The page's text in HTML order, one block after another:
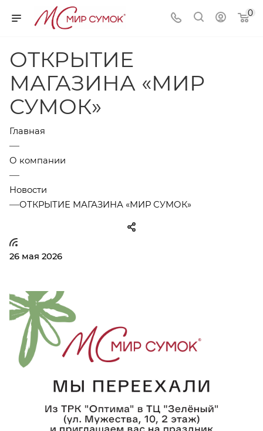
0
ОТКРЫТИЕ
МАГАЗИНА «МИР
СУМОК»
Главная
—
О компании
—
Новости
—ОТКРЫТИЕ МАГАЗИНА «МИР СУМОК»
26 мая 2026